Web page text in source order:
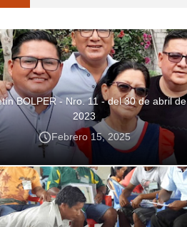
BOLPER - Nro. 11 - del 30 de abril de
2023
Febrero 15, 2025